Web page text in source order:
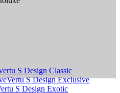
S Design Classic
Vertu S Design Exclusive
S Design Exotic